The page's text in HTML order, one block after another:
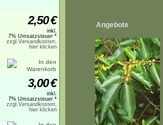
2,50€
inkl.
7% Umsatzsteuer *
zzgl.Versandkosten,
hier klicken
3,00€
inkl.
7% Umsatzsteuer *
zzgl.Versandkosten,
hier klicken
Angebote